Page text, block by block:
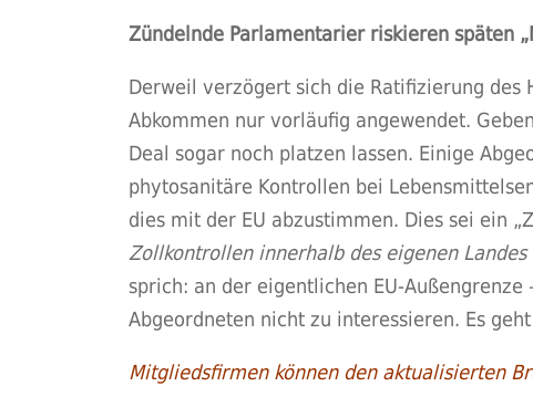
Zündelnde Parlamentarier riskieren späten
Derweil verzögert sich die Ratifizierung des
Abkommen nur vorläufig angewendet.
Deal sogar noch platzen lassen. Einige
phytosanitäre Kontrollen bei
dies mit der EU abzustimmen. Dies sei ein
Zollkontrollen innerhalb des eigenen Landes
sprich: an der eigentlichen EU-
Abgeordneten nicht zu interessieren. Es
Mitgliedsfirmen können den aktualisierten